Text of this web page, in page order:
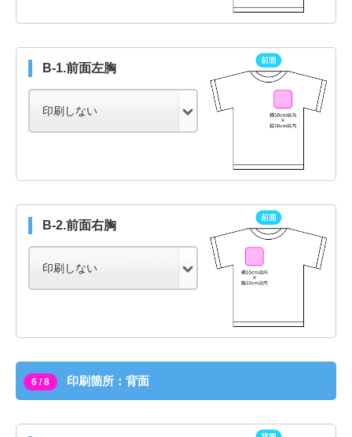
B-1.前面左胸
B-2.前面右胸
6 / 8 印刷箇所：背面